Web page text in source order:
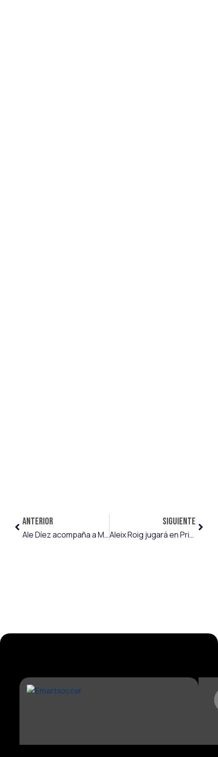
ANTERIOR
Ale Díez acompaña a Mario Losada al FKS Stal Mielec
SIGUIENTE
Aleix Roig jugará en Primera Federación con el CF Talavera de la Reina